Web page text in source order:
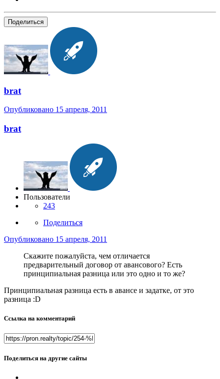
Поделиться
brat
Опубликовано 15 апреля, 2011
brat
Пользователи
243
Поделиться
Опубликовано 15 апреля, 2011
Скажите пожалуйста, чем отличается
предварительный договор от авансового? Есть
принципиальная разница или это одно и то же?
Принципиальная разница есть в авансе и задатке, от это
разница :D
Ссылка на комментарий
Поделиться на другие сайты